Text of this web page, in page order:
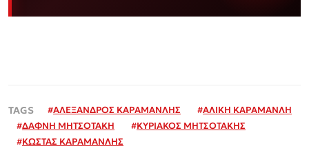
#ΑΛΕΞΑΝΔΡΟΣ ΚΑΡΑΜΑΝΛΗΣ #ΑΛΙΚΗ ΚΑΡΑΜΑΝΛΗ
#ΔΑΦΝΗ ΜΗΤΣΟΤΑΚΗ #ΚΥΡΙΑΚΟΣ ΜΗΤΣΟΤΑΚΗΣ
#ΚΩΣΤΑΣ ΚΑΡΑΜΑΝΛΗΣ